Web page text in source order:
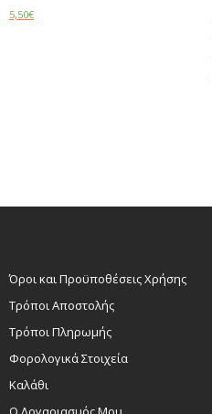
5,50€
Όροι και Προϋποθέσεις Χρήσης
Τρόποι Αποστολής
Τρόποι Πληρωμής
Φορολογικά Στοιχεία
Καλάθι